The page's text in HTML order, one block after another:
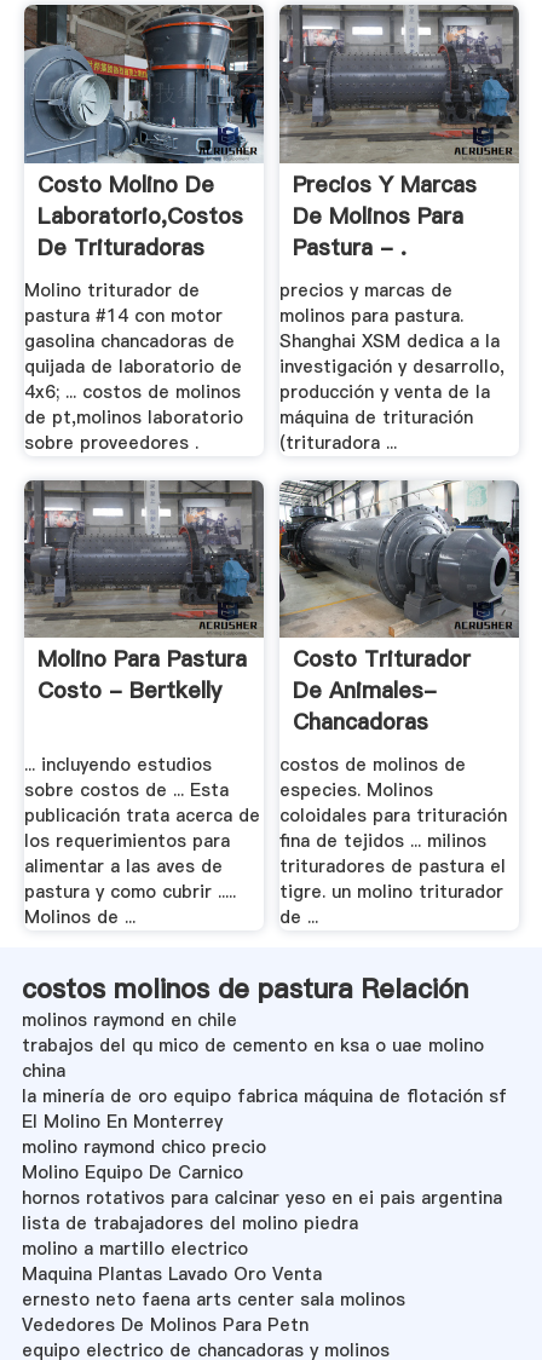
Costo Molino De
Laboratorio,costos
De Trituradoras
Molino triturador de
pastura #14 con motor
gasolina chancadoras de
quijada de laboratorio de
4x6; ... costos de molinos
de pt,molinos laboratorio
sobre proveedores .
Precios Y Marcas
De Molinos Para
Pastura - .
precios y marcas de
molinos para pastura.
Shanghai XSM dedica a la
investigación y desarrollo,
producción y venta de la
máquina de trituración
(trituradora ...
Molino Para Pastura
Costo - Bertkelly
... incluyendo estudios
sobre costos de ... Esta
publicación trata acerca de
los requerimientos para
alimentar a las aves de
pastura y como cubrir .....
Molinos de ...
Costo Triturador
De Animales-
Chancadoras
costos de molinos de
especies. Molinos
coloidales para trituración
fina de tejidos ... milinos
trituradores de pastura el
tigre. un molino triturador
de ...
costos molinos de pastura Relación
molinos raymond en chile
trabajos del qu mico de cemento en ksa o uae molino
china
la minería de oro equipo fabrica máquina de flotación sf
El Molino En Monterrey
molino raymond chico precio
Molino Equipo De Carnico
hornos rotativos para calcinar yeso en ei pais argentina
lista de trabajadores del molino piedra
molino a martillo electrico
Maquina Plantas Lavado Oro Venta
ernesto neto faena arts center sala molinos
Vededores De Molinos Para Petn
equipo electrico de chancadoras y molinos